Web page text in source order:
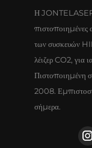
Η JONTELASER
των συσκευών
λέιζερ CO2, για
Πιστοποιημένη
2008.
σήμερα.